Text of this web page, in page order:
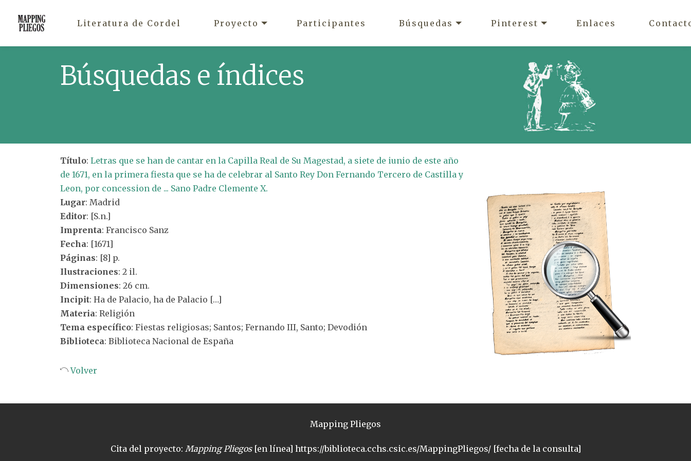
Literatura de Cordel Proyecto Participantes Búsquedas Pinterest Enlaces
Búsquedas e índices
Título: Letras que se han de cantar en la Capilla Real de Su Magestad, a siete de iunio de este año
de 1671, en la primera fiesta que se ha de celebrar al Santo Rey Don Fernando Tercero de Castilla y
Leon, por concession de ... Sano Padre Clemente X.
Lugar: Madrid
Editor: [S.n.]
Imprenta: Francisco Sanz
Fecha: [1671]
Páginas: [8] p.
Ilustraciones: 2 il.
Dimensiones: 26 cm.
Incipit: Ha de Palacio, ha de Palacio […]
Materia: Religión
Tema específico: Fiestas religiosas; Santos; Fernando III, Santo; Devodión
Biblioteca: Biblioteca Nacional de España
Volver
Mapping Pliegos
Cita del proyecto: Mapping Pliegos[en línea] https://biblioteca.cchs.csic.es/MappingPliegos/ [fecha de la consulta]